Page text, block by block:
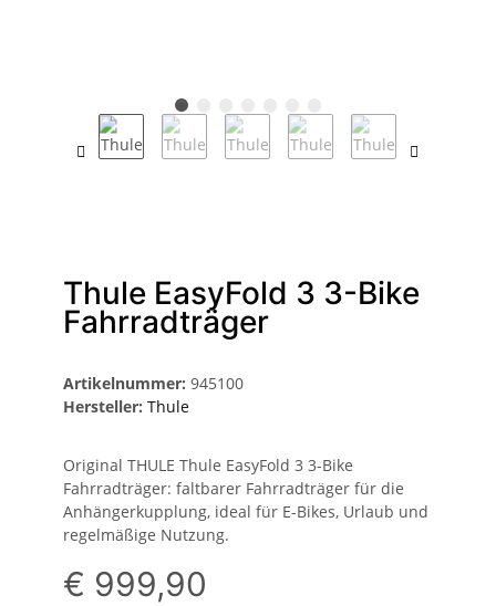
Thule EasyFold 3 3-Bike
Fahrradträger
Artikelnummer: 945100
Hersteller: Thule
Original THULE Thule EasyFold 3 3-Bike
Fahrradträger: faltbarer Fahrradträger für die
Anhängerkupplung, ideal für E-Bikes, Urlaub und
regelmäßige Nutzung.
€ 999,90